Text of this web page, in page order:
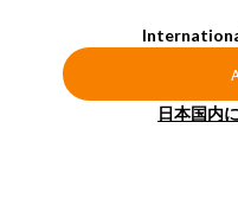
日本国内